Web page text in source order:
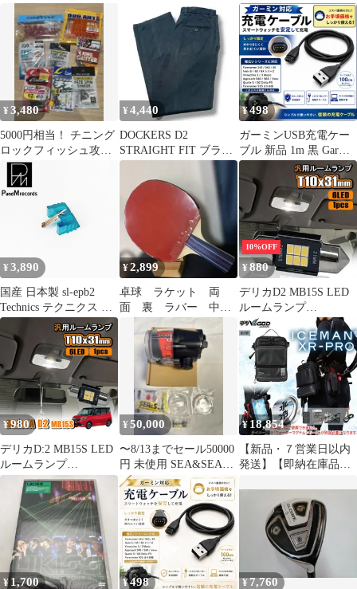
ス カメラ付き 人感
センサー
ンチップ 6500K
5000LM 2個セット バッ
クランプ 爆光 高輝度
5050SMD ホワイト 無
極性 車検対応 カスタム
外装パーツ
イト
¥3,480
5000円相当！ チニング
ロックフィッシュ攻略
セット ワーム シンカー
フック
¥ 4,440
DOCKERS D2
STRAIGHT FIT ブラッ
ク チノスラックス 黒
¥498
ガーミンUSB充電ケー
ブル 新品 1m 黒 Garmin
スマートウォッチ 互換
充電器 データ送信 USB
充電器 充電コード 265
本体 アダプター s70 ハ
ブ instinct メモリー ガ
ーミン
¥3,890
国産 日本製 sl-epb2
Technics テクニクス 互
換針 交換針
¥2,899
卓球 ラケット 両
面 裏 ラバー 中ペ
ン 中国式 CS LOKI
D2 ピンポン
10%OFF
¥ 880
デリカD2 MB15S LED
ルームランプ
T10×31mm ルームライ
ト ホワイト LEDバルブ
内装 カスタム パーツ
アクセサリー 1個 三菱
デリカ D2
¥980
デリカD:2 MB15S LED
ルームランプ
T10×31mm ホワイト 1
¥50,000
〜8/13までセール50000
円 未使用 SEA&SEA
YS-D2水中ストロボ
¥ 18,854
【新品・７営業日以内
発送】【即納在庫品】
ズゴッド JAPAN ブラッ
ク 水冷服 空調ウェア
ペルチェ 冷却ベスト フ
ァン バッテリー 最新モ
デル 熱中症対策 作業服
作業着 冷感 屋外【沖縄
¥ 1,700 ¥498 ¥7,760